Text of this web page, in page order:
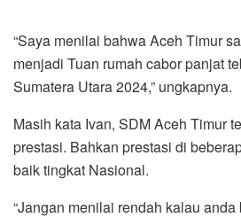
“Saya menilai bahwa Aceh Timur
menjadi Tuan rumah cabor panjat
Sumatera Utara 2024,” ungkapnya.
Masih kata Ivan, SDM Aceh Timur
prestasi. Bahkan prestasi di
baik tingkat Nasional.
“Jangan menilai rendah kalau anda